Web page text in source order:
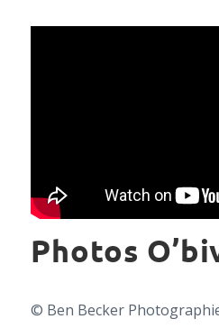
Photos
© Ben Becker